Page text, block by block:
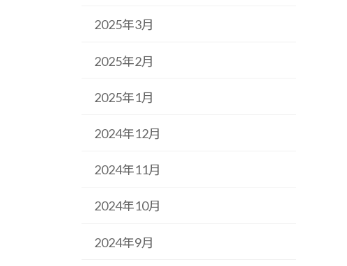
2025年3月
2025年2月
2025年1月
2024年12月
2024年11月
2024年10月
2024年9月